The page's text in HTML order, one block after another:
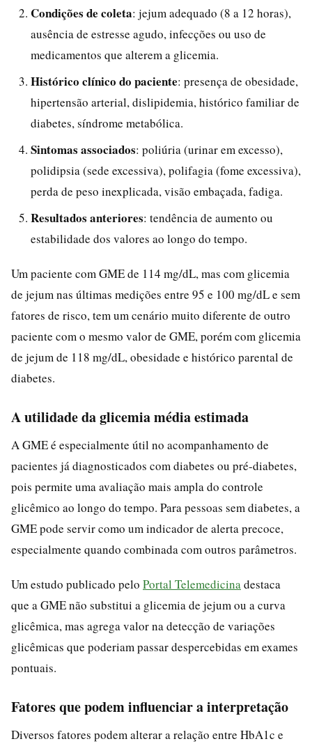
Condições de coleta: jejum adequado (8 a 12 horas),
ausência de estresse agudo, infecções ou uso de
medicamentos que alterem a glicemia.
Histórico clínico do paciente: presença de obesidade,
hipertensão arterial, dislipidemia, histórico familiar de
diabetes, síndrome metabólica.
Sintomas associados: poliúria (urinar em excesso),
polidipsia (sede excessiva), polifagia (fome excessiva),
perda de peso inexplicada, visão embaçada, fadiga.
Resultados anteriores: tendência de aumento ou
estabilidade dos valores ao longo do tempo.
Um paciente com GME de 114 mg/dL, mas com glicemia
de jejum nas últimas medições entre 95 e 100 mg/dL e sem
fatores de risco, tem um cenário muito diferente de outro
paciente com o mesmo valor de GME, porém com glicemia
de jejum de 118 mg/dL, obesidade e histórico parental de
diabetes.
A utilidade da glicemia média estimada
A GME é especialmente útil no acompanhamento de
pacientes já diagnosticados com diabetes ou pré-diabetes,
pois permite uma avaliação mais ampla do controle
glicêmico ao longo do tempo. Para pessoas sem diabetes, a
GME pode servir como um indicador de alerta precoce,
especialmente quando combinada com outros parâmetros.
Um estudo publicado pelo Portal Telemedicina destaca
que a GME não substitui a glicemia de jejum ou a curva
glicêmica, mas agrega valor na detecção de variações
glicêmicas que poderiam passar despercebidas em exames
pontuais.
Fatores que podem influenciar a interpretação
Diversos fatores podem alterar a relação entre HbA1c e